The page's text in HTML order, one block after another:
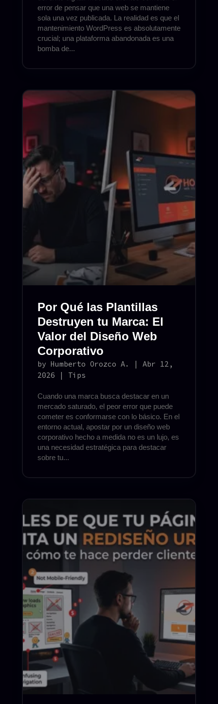
error de pensar que una web se mantiene
sola una vez publicada. La realidad es que el
mantenimiento WordPress es absolutamente
crucial; una plataforma abandonada es una
bomba de...
Por Qué las Plantillas
Destruyen tu Marca: El
Valor del Diseño Web
Corporativo
by Humberto Orozco A. | Abr 12,
2026 | Tips
Cuando una marca busca destacar en un
mercado saturado, el peor error que puede
cometer es conformarse con lo básico. En el
entorno actual, apostar por un diseño web
corporativo hecho a medida no es un lujo, es
una necesidad estratégica para destacar
sobre tu...